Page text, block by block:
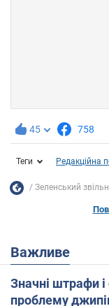
45 758
Теги Редакційна
Зеленський
Важливе
Значні штрафи і
проблему